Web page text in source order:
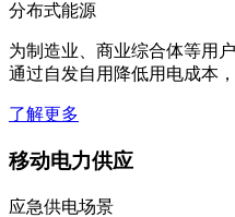
分布式能源
为制造业、商业综合体等用
通过自发自用降低用电成本
了解更多
移动电力供应
应急供电场景